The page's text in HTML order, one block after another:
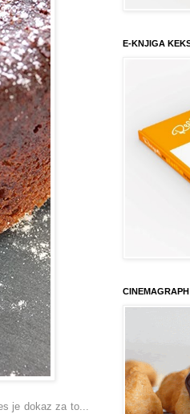
je dokaz za to...
E-KNJIGA
CINEMAGRAPH